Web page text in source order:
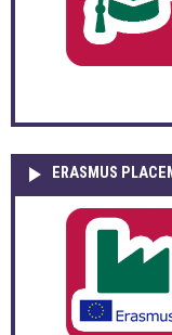
ERASMUS